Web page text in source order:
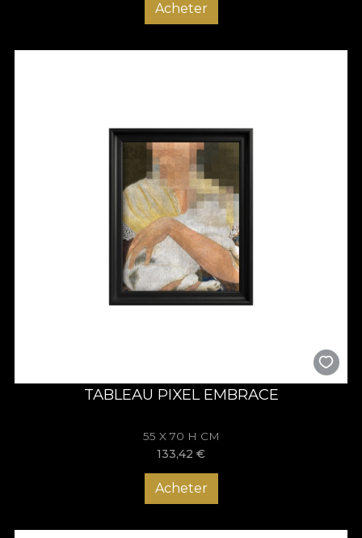
Acheter
TABLEAU PIXEL EMBRACE
55 X 70 H CM
133,42 €
Acheter